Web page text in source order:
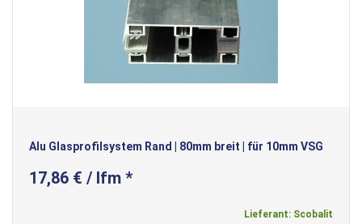
Alu Glasprofilsystem Rand | 80mm breit | für 10mm VSG
17,86 € / lfm *
Lieferant: Scobalit